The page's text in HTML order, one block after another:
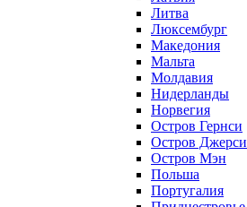
Литва
Люксембург
Македония
Мальта
Молдавия
Нидерланды
Норвегия
Остров Гернси
Остров Джерси
Остров Мэн
Польша
Португалия